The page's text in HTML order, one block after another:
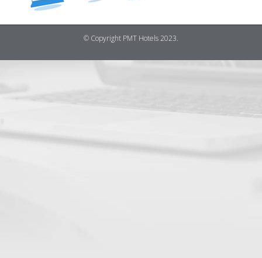
© Copyright PMT Hotels 2023.